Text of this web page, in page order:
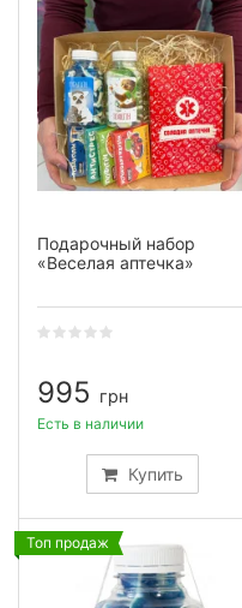
Подарочный набор
«Веселая аптечка»
995 грн
Купить
Есть в наличии
Топ продаж